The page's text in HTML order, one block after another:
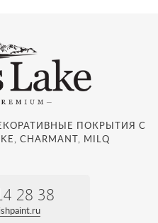
ПОКРЫТИЯ С
CHARMANT, MILQ
28 38